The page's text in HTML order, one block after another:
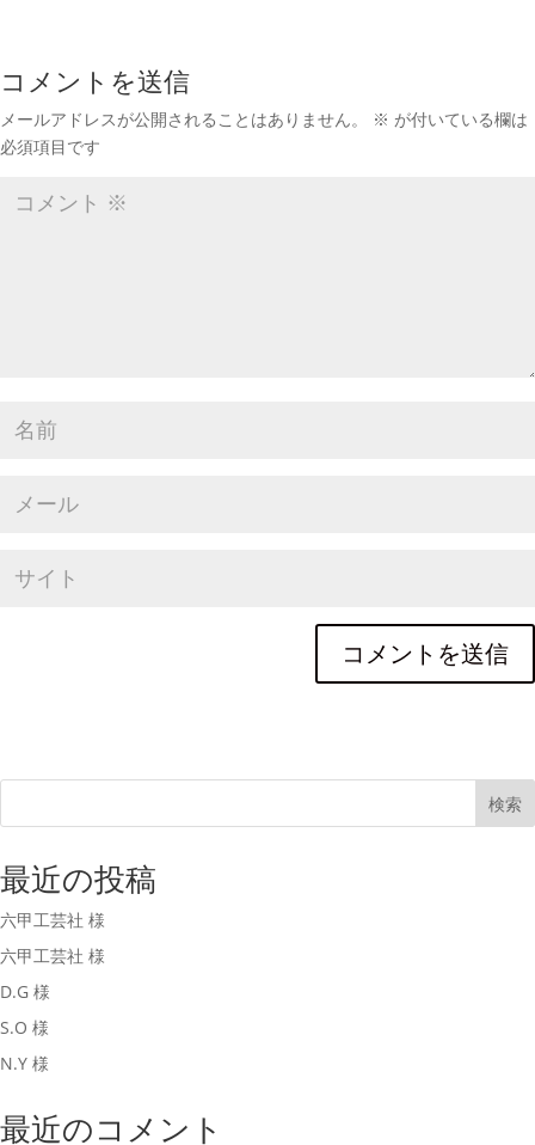
コメントを送信
メールアドレスが公開されることはありません。 ※ が付いている欄は
必須項目です
検索
最近の投稿
六甲工芸社 様
六甲工芸社 様
D.G 様
S.O 様
N.Y 様
最近のコメント